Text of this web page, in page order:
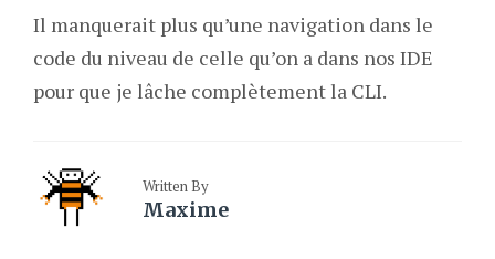
Il manquerait plus qu’une navigation dans le
code du niveau de celle qu’on a dans nos IDE
pour que je lâche complètement la CLI.
Written By
Maxime